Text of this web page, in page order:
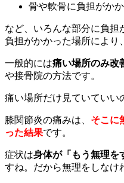
骨や軟骨に負担がか
など、いろんな部分に負担
負担がかかった場所により
一般的には痛い場所のみ改
や接骨院の方法です。
痛い場所だけ見ていていい
膝関節炎の痛みは、 そこに
った結果です。
症状は身体が「もう無理を
すね。だから無理をしなけ